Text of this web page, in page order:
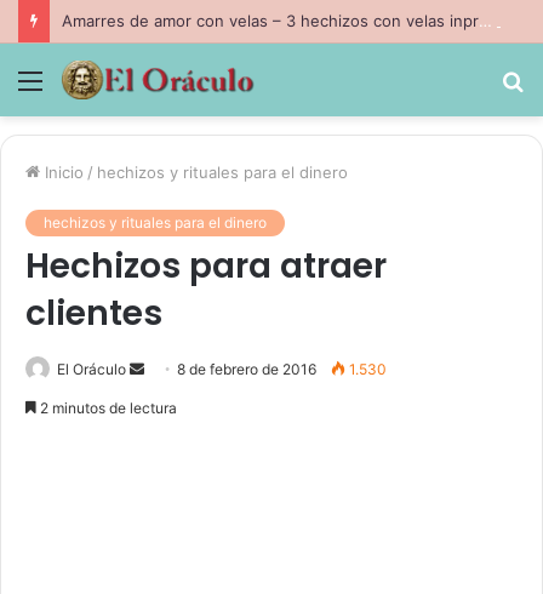
Amarres de amor con velas – 3 hechizos con velas inpresindibles con magia negra
Menú
Inicio / hechizos y rituales para el dinero
hechizos y rituales para el dinero
Hechizos para atraer
clientes
El Oráculo
Send8 de febrero de 2016 1.530
2 minutos de lectura